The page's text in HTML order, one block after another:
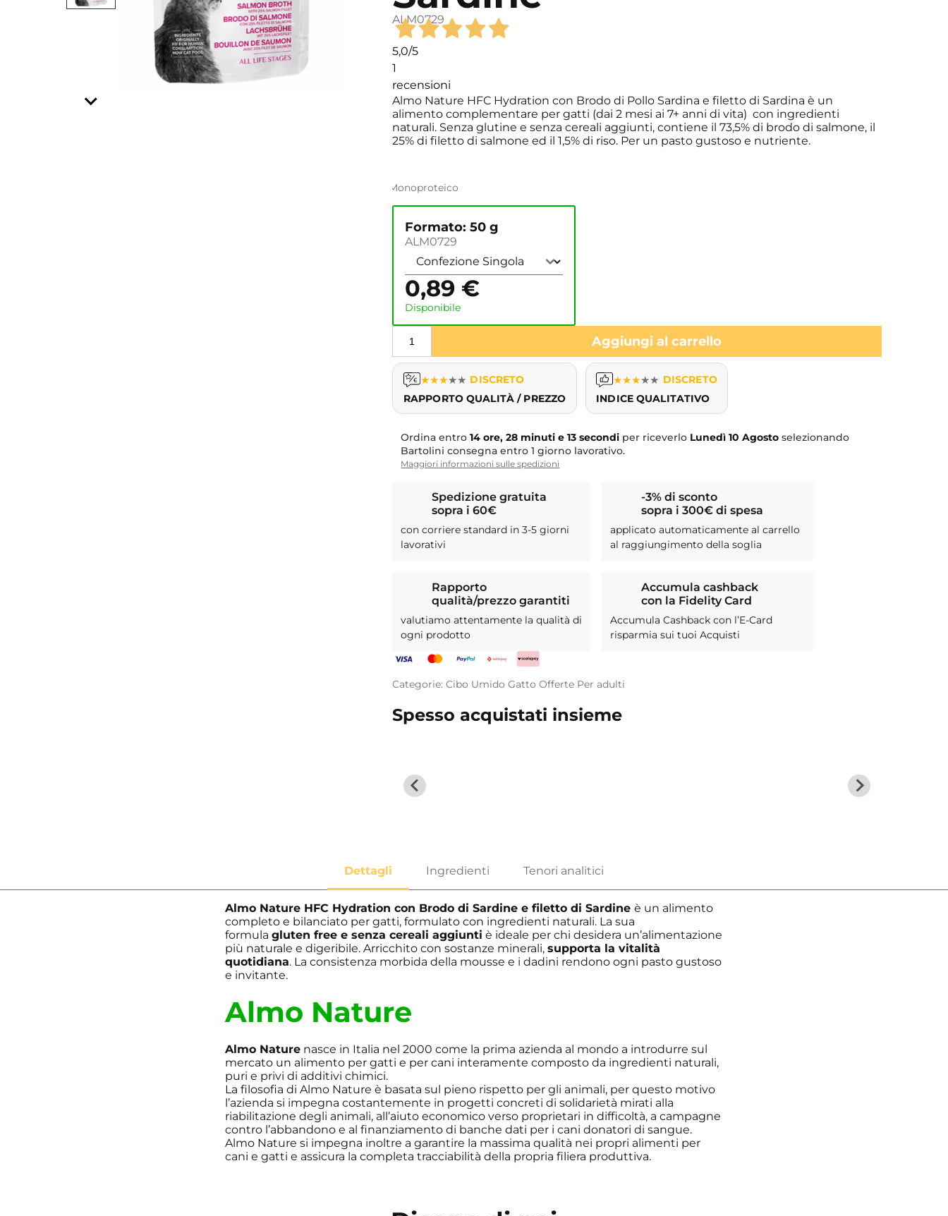
ALM0729
5,0/5
1
recensioni
Almo Nature HFC Hydration con Brodo di Pollo Sardina e filetto di Sardina è un
alimento complementare per gatti (dai 2 mesi ai 7+ anni di vita) con ingredienti
naturali. Senza glutine e senza cereali aggiunti, contiene il 73,5% di brodo di salmone, il
25% di filetto di salmone ed il 1,5% di riso. Per un pasto gustoso e nutriente.
Monoproteico
Formato: 50 g
ALM0729
0,89 €
Disponibile
Aggiungi al carrello
★★★★★ DISCRETO
RAPPORTO QUALITÀ / PREZZO
★★★★★ DISCRETO
INDICE QUALITATIVO
Ordina entro14 ore, 28 minuti e 12 secondi per riceverlo Lunedì 10 Agosto selezionando
Bartolini consegna entro 1 giorno lavorativo.
Maggiori informazioni sulle spedizioni
Spedizione gratuita
sopra i 60€
con corriere standard in 3-5 giorni
lavorativi
-3% di sconto
sopra i 300€ di spesa
applicato automaticamente al carrello
al raggiungimento della soglia
Rapporto
qualità/prezzo garantiti
valutiamo attentamente la qualità di
ogni prodotto
Accumula cashback
con la Fidelity Card
Accumula Cashback con l’E-Card
risparmia sui tuoi Acquisti
Categorie:Cibo Umido Gatto Offerte Per adulti
Spesso acquistati insieme
Almo Nature HFC Hydration con Brodo di Sardine e filetto di Sardineè un alimento
completo e bilanciato per gatti, formulato con ingredienti naturali. La sua
formulagluten free e senza cereali aggiunti è ideale per chi desidera un’alimentazione
più naturale e digeribile. Arricchito con sostanze minerali,supporta la vitalità
quotidiana. La consistenza morbida della mousse e i dadini rendono ogni pasto gustoso
e invitante.
Almo Nature
Almo Nature nasce in Italia nel 2000 come la prima azienda al mondo a introdurre sul
mercato un alimento per gatti e per cani interamente composto da ingredienti naturali,
puri e privi di additivi chimici.
La filosofia di Almo Nature è basata sul pieno rispetto per gli animali, per questo motivo
l’azienda si impegna costantemente in progetti concreti di solidarietà mirati alla
riabilitazione degli animali, all’aiuto economico verso proprietari in difficoltà, a campagne
contro l’abbandono e al finanziamento di banche dati per i cani donatori di sangue.
Almo Nature si impegna inoltre a garantire la massima qualità nei propri alimenti per
cani e gatti e assicura la completa tracciabilità della propria filiera produttiva.